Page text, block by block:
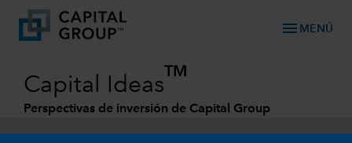
menu MENÚ
Capital Ideas
TM
Perspectivas de inversión de Capital Group